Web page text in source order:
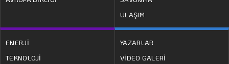
ULAŞIM
ENERJİ
TEKNOLOJİ
YAZARLAR
VİDEO GALERİ